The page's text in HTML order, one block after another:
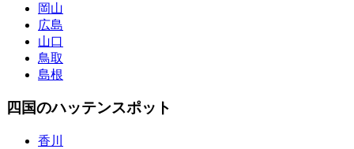
岡山
広島
山口
鳥取
島根
四国のハッテンスポット
香川